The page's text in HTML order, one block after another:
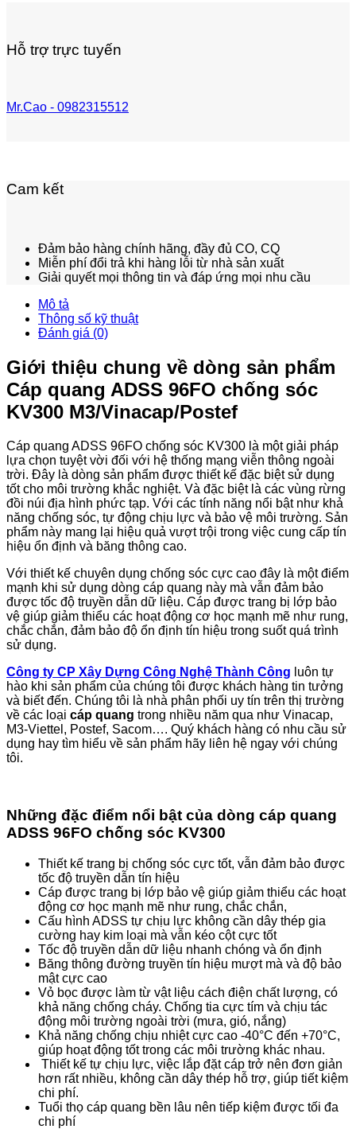
Hỗ trợ trực tuyến
Mr.Cao - 0982315512
Cam kết
Đảm bảo hàng chính hãng, đầy đủ CO, CQ
Miễn phí đổi trả khi hàng lỗi từ nhà sản xuất
Giải quyết mọi thông tin và đáp ứng mọi nhu cầu
Mô tả
Thông số kỹ thuật
Đánh giá (0)
Giới thiệu chung về dòng sản phẩm
Cáp quang ADSS 96FO chống sóc
KV300 M3/Vinacap/Postef
Cáp quang ADSS 96FO chống sóc KV300 là một giải pháp
lựa chọn tuyệt vời đối với hệ thống mạng viễn thông ngoài
trời. Đây là dòng sản phẩm được thiết kế đặc biệt sử dụng
tốt cho môi trường khắc nghiệt. Và đặc biệt là các vùng rừng
đồi núi địa hình phức tạp. Với các tính năng nổi bật như khả
năng chống sóc, tự động chịu lực và bảo vệ môi trường. Sản
phẩm này mang lại hiệu quả vượt trội trong việc cung cấp tín
hiệu ổn định và băng thông cao.
Với thiết kế chuyên dụng chống sóc cực cao đây là một điểm
mạnh khi sử dụng dòng cáp quang này mà vẫn đảm bảo
được tốc độ truyền dẫn dữ liệu. Cáp được trang bị lớp bảo
vệ giúp giảm thiểu các hoạt động cơ học mạnh mẽ như rung,
chắc chắn, đảm bảo độ ổn định tín hiệu trong suốt quá trình
sử dụng.
Công ty CP Xây Dựng Công Nghệ Thành Công luôn tự
hào khi sản phẩm của chúng tôi được khách hàng tin tưởng
và biết đến. Chúng tôi là nhà phân phối uy tín trên thị trường
về các loại cáp quang trong nhiều năm qua như Vinacap,
M3-Viettel, Postef, Sacom…. Quý khách hàng có nhu cầu sử
dụng hay tìm hiểu về sản phẩm hãy liên hệ ngay với chúng
tôi.
Những đặc điểm nổi bật của dòng cáp quang
ADSS 96FO chống sóc KV300
Thiết kế trang bị chống sóc cực tốt, vẫn đảm bảo được
tốc độ truyền dẫn tín hiệu
Cáp được trang bị lớp bảo vệ giúp giảm thiểu các hoạt
động cơ học mạnh mẽ như rung, chắc chắn,
Cấu hình ADSS tự chịu lực không cần dây thép gia
cường hay kim loại mà vẫn kéo cột cực tốt
Tốc độ truyền dẫn dữ liệu nhanh chóng và ổn định
Băng thông đường truyền tín hiệu mượt mà và độ bảo
mật cực cao
Vỏ bọc được làm từ vật liệu cách điện chất lượng, có
khả năng chống cháy. Chống tia cực tím và chịu tác
động môi trường ngoài trời (mưa, gió, nắng)
Khả năng chống chịu nhiệt cực cao -40°C đến +70°C,
giúp hoạt động tốt trong các môi trường khác nhau.
Thiết kế tự chịu lực, việc lắp đặt cáp trở nên đơn giản
hơn rất nhiều, không cần dây thép hỗ trợ, giúp tiết kiệm
chi phí.
Tuổi thọ cáp quang bền lâu nên tiếp kiệm được tối đa
chi phí